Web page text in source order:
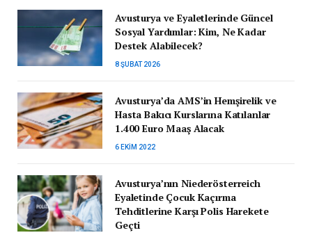
Avusturya ve Eyaletlerinde Güncel
Sosyal Yardımlar: Kim, Ne Kadar
Destek Alabilecek?
8 ŞUBAT 2026
Avusturya’da AMS’in Hemşirelik ve
Hasta Bakıcı Kurslarına Katılanlar
1.400 Euro Maaş Alacak
6 EKIM 2022
Avusturya’nın Niederösterreich
Eyaletinde Çocuk Kaçırma
Tehditlerine Karşı Polis Harekete
Geçti